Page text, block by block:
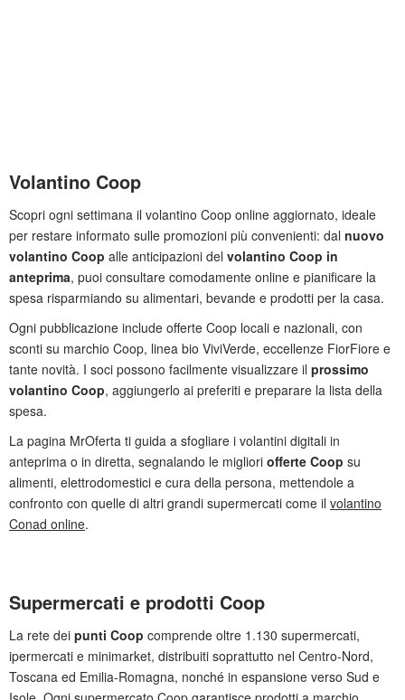
Volantino Coop
Scopri ogni settimana il volantino Coop online aggiornato, ideale
per restare informato sulle promozioni più convenienti: dal nuovo
volantino Coop alle anticipazioni del volantino Coop in
anteprima, puoi consultare comodamente online e pianificare la
spesa risparmiando su alimentari, bevande e prodotti per la casa.
Ogni pubblicazione include offerte Coop locali e nazionali, con
sconti su marchio Coop, linea bio ViviVerde, eccellenze FiorFiore e
tante novità. I soci possono facilmente visualizzare il prossimo
volantino Coop, aggiungerlo ai preferiti e preparare la lista della
spesa.
La pagina MrOferta ti guida a sfogliare i volantini digitali in
anteprima o in diretta, segnalando le migliori offerte Coop su
alimenti, elettrodomestici e cura della persona, mettendole a
confronto con quelle di altri grandi supermercati come il volantino
Conad online.
Supermercati e prodotti Coop
La rete dei punti Coop comprende oltre 1.130 supermercati,
ipermercati e minimarket, distribuiti soprattutto nel Centro‑Nord,
Toscana ed Emilia‑Romagna, nonché in espansione verso Sud e